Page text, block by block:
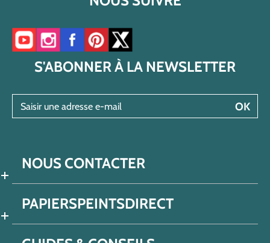
Accéder à notre chaîne YouTube
Accéder à notre compte Instagram
Accéder à notre page Facebook
Accéder à notre compte Pinterest
Accéder à notre compte Twitter/X
S'ABONNER À LA NEWSLETTER
OK
NOUS CONTACTER
PAPIERSPEINTSDIRECT